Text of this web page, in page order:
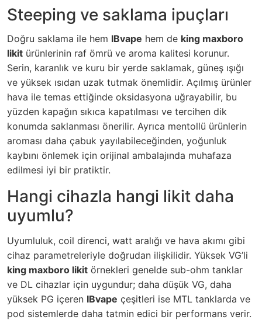
Steeping ve saklama ipuçları
Doğru saklama ile hem IBvape hem de king maxboro
likit ürünlerinin raf ömrü ve aroma kalitesi korunur.
Serin, karanlık ve kuru bir yerde saklamak, güneş ışığı
ve yüksek ısıdan uzak tutmak önemlidir. Açılmış ürünler
hava ile temas ettiğinde oksidasyona uğrayabilir, bu
yüzden kapağın sıkıca kapatılması ve tercihen dik
konumda saklanması önerilir. Ayrıca mentollü ürünlerin
aroması daha çabuk yayılabileceğinden, yoğunluk
kaybını önlemek için orijinal ambalajında muhafaza
edilmesi iyi bir pratiktir.
Hangi cihazla hangi likit daha
uyumlu?
Uyumluluk, coil direnci, watt aralığı ve hava akımı gibi
cihaz parametreleriyle doğrudan ilişkilidir. Yüksek VG’li
king maxboro likit örnekleri genelde sub-ohm tanklar
ve DL cihazlar için uygundur; daha düşük VG, daha
yüksek PG içeren IBvape çeşitleri ise MTL tanklarda ve
pod sistemlerde daha tatmin edici bir performans verir.